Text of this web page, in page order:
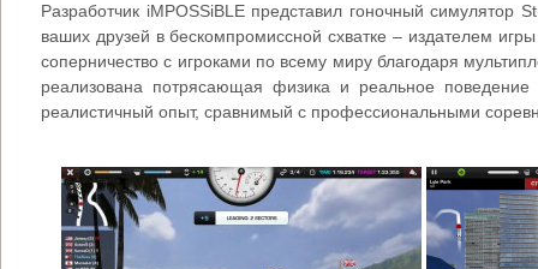
Разработчик iMPOSSiBLE представил гоночный симулятор
ваших друзей в бескомпромиссной схватке – издателем
соперничество с игроками по всему миру благодаря
реализована потрясающая физика и реальное
реалистичный опыт, сравнимый с профессиональными